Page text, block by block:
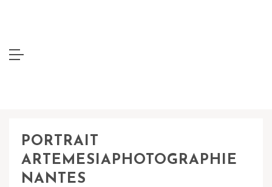
PORTRAIT
ARTEMESIAPHOTOGRAPHIE
NANTES